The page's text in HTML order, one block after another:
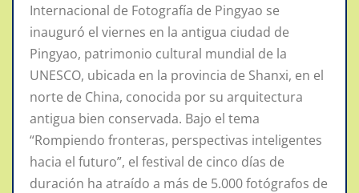
Internacional de Fotografía de Pingyao se
inauguró el viernes en la antigua ciudad de
Pingyao, patrimonio cultural mundial de la
UNESCO, ubicada en la provincia de Shanxi, en el
norte de China, conocida por su arquitectura
antigua bien conservada. Bajo el tema
“Rompiendo fronteras, perspectivas inteligentes
hacia el futuro”, el festival de cinco días de
duración ha atraído a más de 5.000 fotógrafos de